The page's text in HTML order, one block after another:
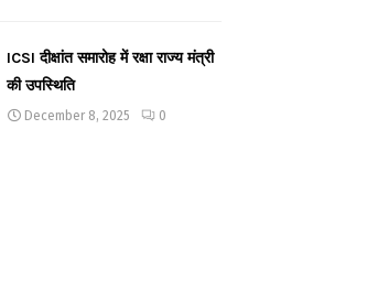
ICSI दीक्षांत समारोह में रक्षा राज्य मंत्री
की उपस्थिति
December 8, 2025 0